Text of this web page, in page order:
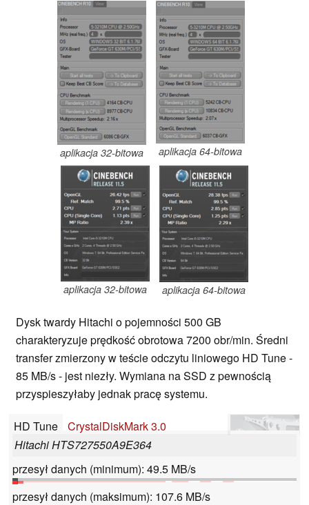
aplikacja 32-bitowa aplikacja 64-bitowa
aplikacja 32-bitowa aplikacja 64-bitowa
Dysk twardy Hitachi o pojemności 500 GB
charakteryzuje prędkość obrotowa 7200 obr/min. Średni
transfer zmierzony w teście odczytu liniowego HD Tune -
85 MB/s - jest niezły. Wymiana na SSD z pewnością
przyspieszyłaby jednak pracę systemu.
HD Tune
CrystalDiskMark 3.0
Hitachi HTS727550A9E364
przesył danych (minimum): 49.5 MB/s
przesył danych (maksimum): 107.6 MB/s